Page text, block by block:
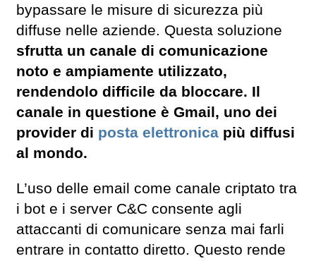
bypassare le misure di sicurezza più
diffuse nelle aziende. Questa soluzione
sfrutta un canale di comunicazione
noto e ampiamente utilizzato,
rendendolo difficile da bloccare. Il
canale in questione è Gmail, uno dei
provider di posta elettronica più diffusi
al mondo.
L’uso delle email come canale criptato tra
i bot e i server C&C consente agli
attaccanti di comunicare senza mai farli
entrare in contatto diretto. Questo rende